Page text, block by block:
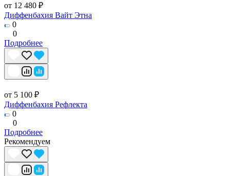
от 12 480 ₽
Диффенбахия Вайт Этна
0
0
Подробнее
от 5 100 ₽
Диффенбахия Рефлекта
0
0
Подробнее
Рекомендуем